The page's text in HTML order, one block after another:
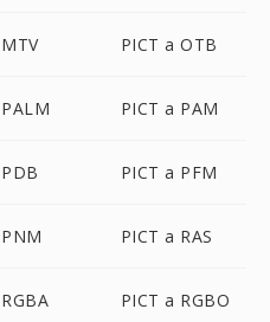
PICT a OTB
PICT a PAM
PICT a PFM
PICT a RAS
PICT a RGBO